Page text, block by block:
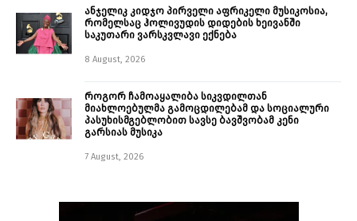
ანჯელიკ კიდჯო პირველი აფრიკელი მუსიკოსია,
რომელსაც ჰოლივუდის დიდების ხეივანში
საკუთარი ვარსკვლავი ექნება
8 August, 2026
როგორ ჩამოაყალიბა სიკვდილთან
მიახლოებულმა გამოცდილებამ და სოციალური
პასუხისმგებლობით სავსე ბავშვობამ კენი
გარსიას მუსიკა
7 August, 2026